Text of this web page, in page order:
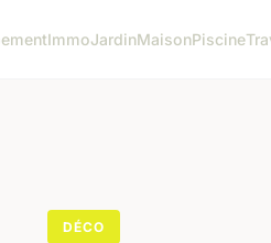
ImmoJardinMaisonPiscine
DÉCO